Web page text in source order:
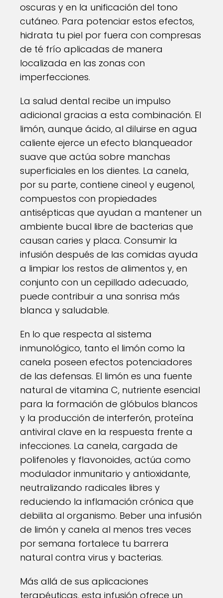
oscuras y en la unificación del tono
cutáneo. Para potenciar estos efectos,
hidrata tu piel por fuera con compresas
de té frío aplicadas de manera
localizada en las zonas con
imperfecciones.
La salud dental recibe un impulso
adicional gracias a esta combinación. El
limón, aunque ácido, al diluirse en agua
caliente ejerce un efecto blanqueador
suave que actúa sobre manchas
superficiales en los dientes. La canela,
por su parte, contiene cineol y eugenol,
compuestos con propiedades
antisépticas que ayudan a mantener un
ambiente bucal libre de bacterias que
causan caries y placa. Consumir la
infusión después de las comidas ayuda
a limpiar los restos de alimentos y, en
conjunto con un cepillado adecuado,
puede contribuir a una sonrisa más
blanca y saludable.
En lo que respecta al sistema
inmunológico, tanto el limón como la
canela poseen efectos potenciadores
de las defensas. El limón es una fuente
natural de vitamina C, nutriente esencial
para la formación de glóbulos blancos
y la producción de interferón, proteína
antiviral clave en la respuesta frente a
infecciones. La canela, cargada de
polifenoles y flavonoides, actúa como
modulador inmunitario y antioxidante,
neutralizando radicales libres y
reduciendo la inflamación crónica que
debilita al organismo. Beber una infusión
de limón y canela al menos tres veces
por semana fortalece tu barrera
natural contra virus y bacterias.
Más allá de sus aplicaciones
terapéuticas, esta infusión ofrece un